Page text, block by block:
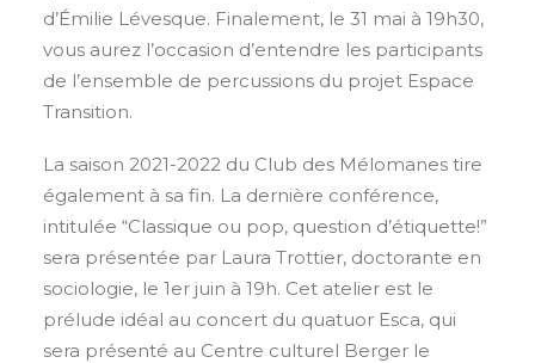
d’Émilie Lévesque. Finalement, le 31 mai à 19h30,
vous aurez l’occasion d’entendre les participants
de l’ensemble de percussions du projet Espace
Transition.
La saison 2021-2022 du Club des Mélomanes tire
également à sa fin. La dernière conférence,
intitulée “Classique ou pop, question d’étiquette!”
sera présentée par Laura Trottier, doctorante en
sociologie, le 1er juin à 19h. Cet atelier est le
prélude idéal au concert du quatuor Esca, qui
sera présenté au Centre culturel Berger le